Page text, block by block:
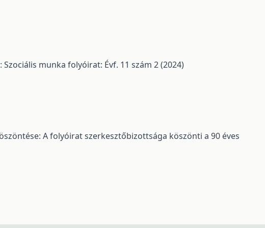
Szociális munka folyóirat: Évf. 11 szám 2 (2024)
A folyóirat szerkesztőbizottsága köszönti a 90 éves